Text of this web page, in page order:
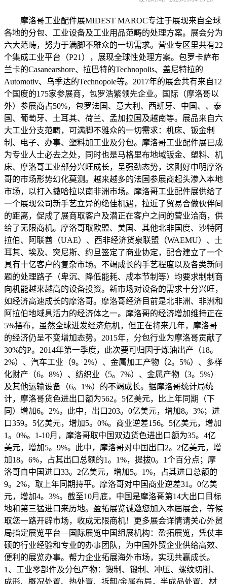
摩洛哥工业配件展MIDEST MAROC专注于展现来自全球
各地的分包、工业设备及工业用品范畴的处理方案。展会分为
六大范畴，努力于满脚不雅众的一切需求。营业专区里共有22
个集成工业平台（P21），展现全球性处理方案。包罗卡萨布
兰卡的Casanearshore、拉巴特的Technopolis、盖尼特拉的
Automotiv、乌季达的Technopole等。2017年的展会共有来自12
个国度的175家参展商，包罗浩繁领先企业。国际（摩洛哥以
外）参展商占50%，包罗法国、意大利、西班牙、中国、、泰
国、葡萄牙、土耳其、荷兰、孟加拉国及越南等。展品来自六
大工业分支范畴，可满脚不雅众的一切需求：机床、钣金制
制、电子、办事、塑料加工业及分包。摩洛哥工业配件展已成
为专业人士必去之处，同时也是马格里布地域钣金、塑料、机
床、摩洛哥工业部分兴旺成长，呈强劲态势，这刚好申明摩洛
哥的市场形势幻化莫测。越来越多的法国参展商起头渗入本地
市场，以打入撒哈拉以南非洲市场。摩洛哥工业配件展供给了
一个展现公司新手艺立异的绝佳机遇，拉近了贸易合做伙伴间
的距离，促成了展商取客户及潜正在客户之间的营业洽商，供
给了无限商机。摩洛哥取欧盟、美国、其他北非国度、沙特阿
拉伯、阿联酋（UAE）、西非经济货泉联盟（WAEMU）、土
耳其、埃及、突尼斯、约旦签定了商业协定，配合建立了一个
具有十亿客户的复杂市场。不竭成长的手艺程度以及各类新问
题的处理路子（卑沉、降低能耗、成本节制等）均要求制制商
向机能越来越高的设备投资。新市场对设备的需求十分兴旺，
如经济高速成长的摩洛哥。摩洛哥经济目前是北非洲、非洲和
阿拉伯地域具活力的经济体之一。摩洛哥的经济增加维持正在
5%摆布，虽然全球迸发经济危机，但正在将来几年，摩洛哥
的经济仍呈不变增加态势。2015年，分包行业为摩洛哥贡献了
30%的P。2014年第一季度，此次要可归因于炼油出产（18。
2%）、汽车工业（9。2%）、金属加工产物（2。5%）、多样
化财产（6。8%）、纺织业（5。7%）、金属产物（3。5%）
及其他运输设备（6。1%）的不竭成长。据摩洛哥统计局统
计，摩洛哥货色进出口额为562。5亿美元，比上年同期（下
同）增加6。2%。此中，出口203。0亿美元，增加8。3%；进
口359。5亿美元，增加5。0%。商业逆差156。5亿美元，增加
1。0%。1-10月，摩洛哥取中国双边货色进出口额为35。4亿
美元，增加5。9%。此中，摩洛哥对中国出口2。2亿美元，增
加18。6%，占其出口总额的1。1%，提拔0。1个百分点；摩
洛哥自中国进口33。2亿美元，增加5。1%，占其进口总额的
9。2%，取上年同期持平。摩洛哥对中国商业逆差31。0亿美
元，增加4。3%。截至10月底，中国是摩洛哥第14大出口目标
地和第三猛进口来历地。盈拓展览诚邀您加入本届展会，等候
取您一路开辟市场，收成无限商机！更多展会详情请关心外贸
局指定展览平台—国际展览中国组展机构：盈拓展览，凭仗丰
硕的行业经验和专业的办事团队，为中国外贸企业供给高效、
便利的展览办事。帮力企业拓展海外市场，实现共赢成长。
1、工业零部件及分包产物：锻制、锻制、冲压、螺纹切削、
成形、概况处置、热处置、拆卸/金属布局，半成品处置、材